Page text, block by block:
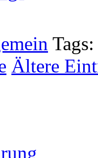
Tags:
Ältere